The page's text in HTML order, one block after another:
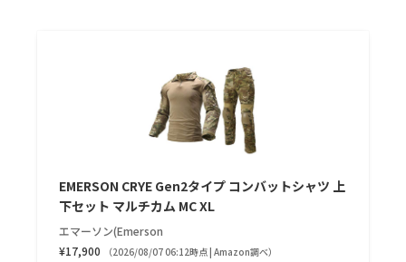
EMERSON CRYE Gen2タイプ コンバットシャツ 上
下セット マルチカム MC XL
エマーソン(Emerson
¥17,900
（2026/08/07 06:12時点 | Amazon調べ）